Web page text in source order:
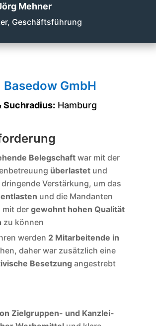
Mehner
Geschäftsführung
GmbH
Suchradius: Hamburg
Belegschaftwar mit der
überlastetund
Verstärkung, um das
und die Mandanten
mit der gewohnt hohen Qualität
zu können
werden 2 Mitarbeitende in
daher war zusätzlich eine
Besetzung angestrebt
Zielgruppen- und Kanzlei-